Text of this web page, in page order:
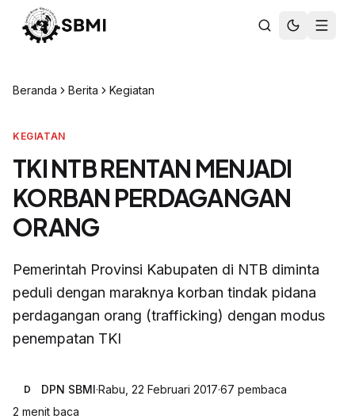
Beranda Berita Kegiatan
KEGIATAN
TKI NTB RENTAN MENJADI
KORBAN PERDAGANGAN
ORANG
Pemerintah Provinsi Kabupaten di NTB diminta
peduli dengan maraknya korban tindak pidana
perdagangan orang (trafficking) dengan modus
penempatan TKI
D DPN SBMI·Rabu, 22 Februari 2017·67 pembaca
2 menit baca